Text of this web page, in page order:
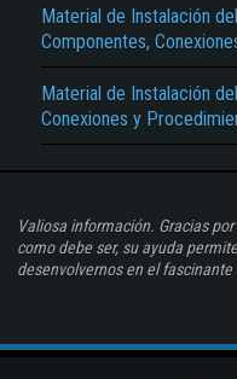
Material de Instalación
Componentes,
Material de Instalación
Conexiones y
Valiosa información. Gracias
como debe ser, su ayuda
desenvolvernos en el